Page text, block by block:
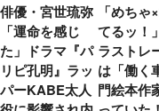
俳優・宮世琉弥
「運命を感じ
た」ドラマ『パ
リピ孔明』ラッ
パーKABE太人
「めちゃ
てるッ！
ラストレ
は「働く
門絵本作